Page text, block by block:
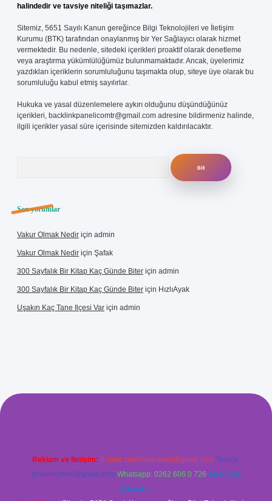
halindedir ve tavsiye niteliği taşımazlar.
Sitemiz, 5651 Sayılı Kanun gereğince Bilgi Teknolojileri ve İletişim
Kurumu (BTK) tarafından onaylanmış bir Yer Sağlayıcı olarak hizmet
vermektedir. Bu nedenle, sitedeki içerikleri proaktif olarak denetleme
veya araştırma yükümlülüğümüz bulunmamaktadır. Ancak, üyelerimiz
yazdıkları içeriklerin sorumluluğunu taşımakta olup, siteye üye olarak bu
sorumluluğu kabul etmiş sayılırlar.
Hukuka ve yasal düzenlemelere aykırı olduğunu düşündüğünüz
içerikleri, backlinkpanelicomtr@gmail.com adresine bildirmeniz halinde,
ilgili içerikler yasal süre içerisinde sitemizden kaldırılacaktır.
Son yorumlar
Vakur Olmak Nedir için admin
Vakur Olmak Nedir için Şafak
300 Sayfalık Bir Kitap Kaç Günde Biter için admin
300 Sayfalık Bir Kitap Kaç Günde Biter için HızlıAyak
Uşakın Kaç Tane Ilçesi Var için admin
Reklam ve İletişim: E-mail: backlinkpaneli@gmail.com Teams:
forumhizmeti@gmail.com Whatsapp: 0262 606 0 726 Telegram:
@karabul